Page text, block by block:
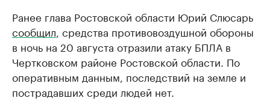
Ранее глава Ростовской области Юрий Слюсарь
сообщил , средства противовоздушной обороны
в ночь на 20 августа отразили атаку БПЛА в
Чертковском районе Ростовской области. По
оперативным данным, последствий на земле и
пострадавших среди людей нет.